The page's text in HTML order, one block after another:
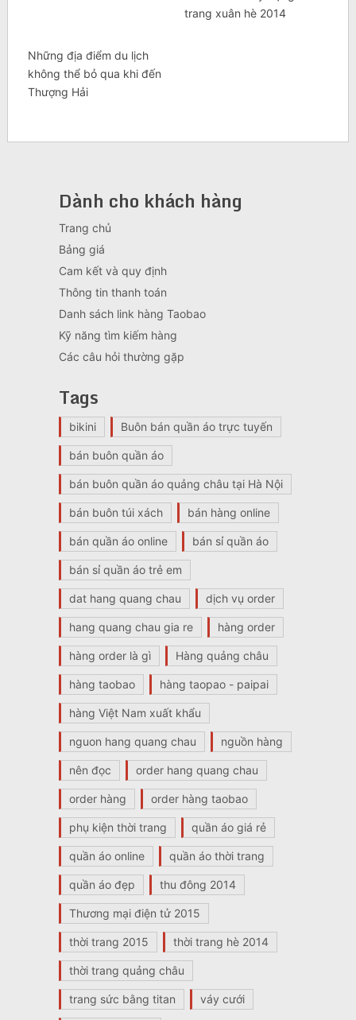
trang xuân hè 2014
Những địa điểm du lịch
không thể bỏ qua khi đến
Thượng Hải
Dành cho khách hàng
Trang chủ
Bảng giá
Cam kết và quy định
Thông tin thanh toán
Danh sách link hàng Taobao
Kỹ năng tìm kiếm hàng
Các câu hỏi thường gặp
Tags
bikini Buôn bán quần áo trực tuyến
bán buôn quần áo
bán buôn quần áo quảng châu tại Hà Nội
bán buôn túi xách bán hàng online
bán quần áo online bán sỉ quần áo
bán sỉ quần áo trẻ em
dat hang quang chau dịch vụ order
hang quang chau gia re hàng order
hàng order là gì Hàng quảng châu
hàng taobao hàng taopao - paipai
hàng Việt Nam xuất khẩu
nguon hang quang chau nguồn hàng
nên đọc order hang quang chau
order hàng order hàng taobao
phụ kiện thời trang quần áo giá rẻ
quần áo online quần áo thời trang
quần áo đẹp thu đông 2014
Thương mại điện tử 2015
thời trang 2015 thời trang hè 2014
thời trang quảng châu
trang sức bằng titan váy cưới